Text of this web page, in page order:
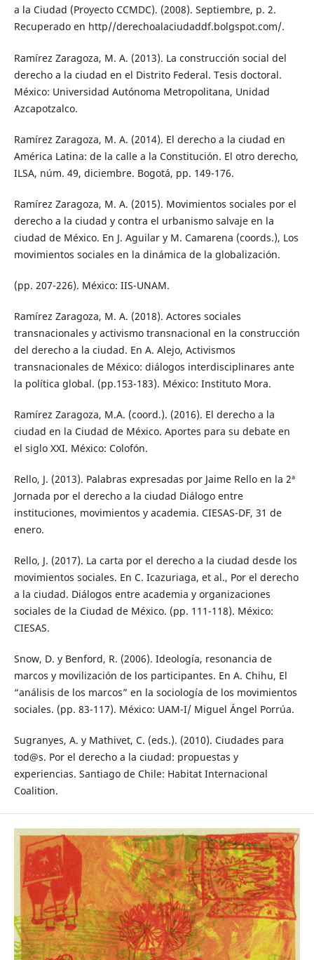
a la Ciudad (Proyecto CCMDC). (2008). Septiembre, p. 2.
Recuperado en http//derechoalaciudaddf.bolgspot.com/.
Ramírez Zaragoza, M. A. (2013). La construcción social del
derecho a la ciudad en el Distrito Federal. Tesis doctoral.
México: Universidad Autónoma Metropolitana, Unidad
Azcapotzalco.
Ramírez Zaragoza, M. A. (2014). El derecho a la ciudad en
América Latina: de la calle a la Constitución. El otro derecho,
ILSA, núm. 49, diciembre. Bogotá, pp. 149-176.
Ramírez Zaragoza, M. A. (2015). Movimientos sociales por el
derecho a la ciudad y contra el urbanismo salvaje en la
ciudad de México. En J. Aguilar y M. Camarena (coords.), Los
movimientos sociales en la dinámica de la globalización.
(pp. 207-226). México: IIS-UNAM.
Ramírez Zaragoza, M. A. (2018). Actores sociales
transnacionales y activismo transnacional en la construcción
del derecho a la ciudad. En A. Alejo, Activismos
transnacionales de México: diálogos interdisciplinares ante
la política global. (pp.153-183). México: Instituto Mora.
Ramírez Zaragoza, M.A. (coord.). (2016). El derecho a la
ciudad en la Ciudad de México. Aportes para su debate en
el siglo XXI. México: Colofón.
Rello, J. (2013). Palabras expresadas por Jaime Rello en la 2ª
Jornada por el derecho a la ciudad Diálogo entre
instituciones, movimientos y academia. CIESAS-DF, 31 de
enero.
Rello, J. (2017). La carta por el derecho a la ciudad desde los
movimientos sociales. En C. Icazuriaga, et al., Por el derecho
a la ciudad. Diálogos entre academia y organizaciones
sociales de la Ciudad de México. (pp. 111-118). México:
CIESAS.
Snow, D. y Benford, R. (2006). Ideología, resonancia de
marcos y movilización de los participantes. En A. Chihu, El
“análisis de los marcos” en la sociología de los movimientos
sociales. (pp. 83-117). México: UAM-I/ Miguel Ángel Porrúa.
Sugranyes, A. y Mathivet, C. (eds.). (2010). Ciudades para
tod@s. Por el derecho a la ciudad: propuestas y
experiencias. Santiago de Chile: Habitat Internacional
Coalition.